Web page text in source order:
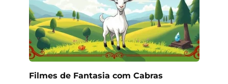
Filmes de Fantasia com Cabras